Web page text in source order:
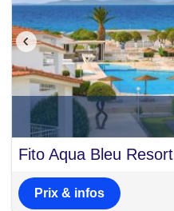
Fito Aqua Bleu Resort
Prix & infos